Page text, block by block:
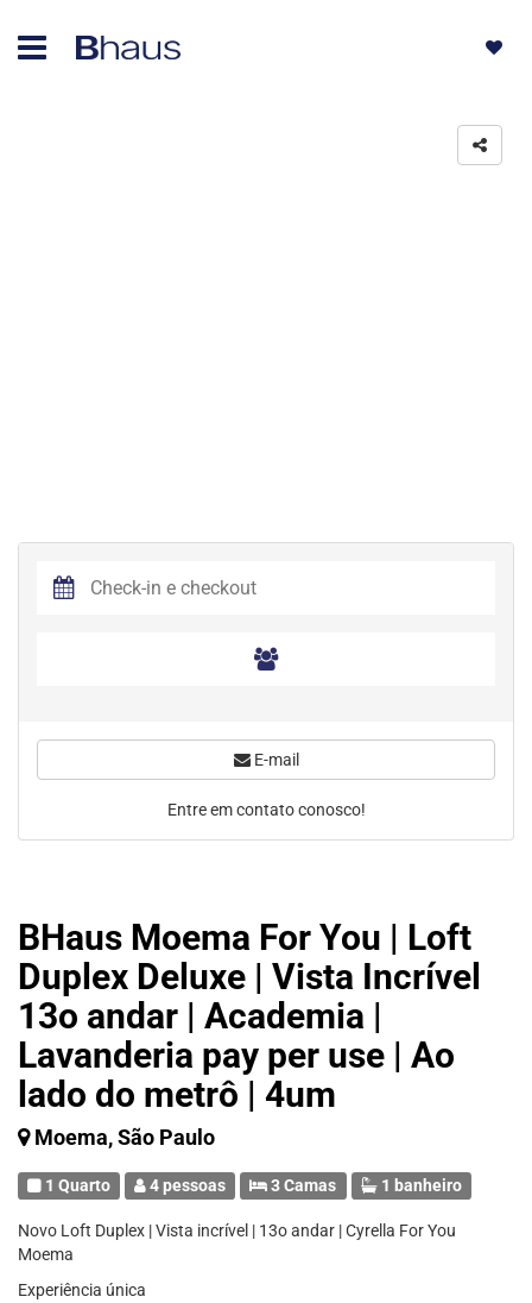
BHaus Moema For You | Loft
Duplex Deluxe | Vista Incrível
13o andar | Academia |
Lavanderia pay per use | Ao
lado do metrô | 4um
Moema, São Paulo
1 Quarto 4 pessoas 3 Camas 1 banheiro
Novo Loft Duplex | Vista incrível | 13o andar | Cyrella For You
Moema
Experiência única
E-mail
Entre em contato conosco!